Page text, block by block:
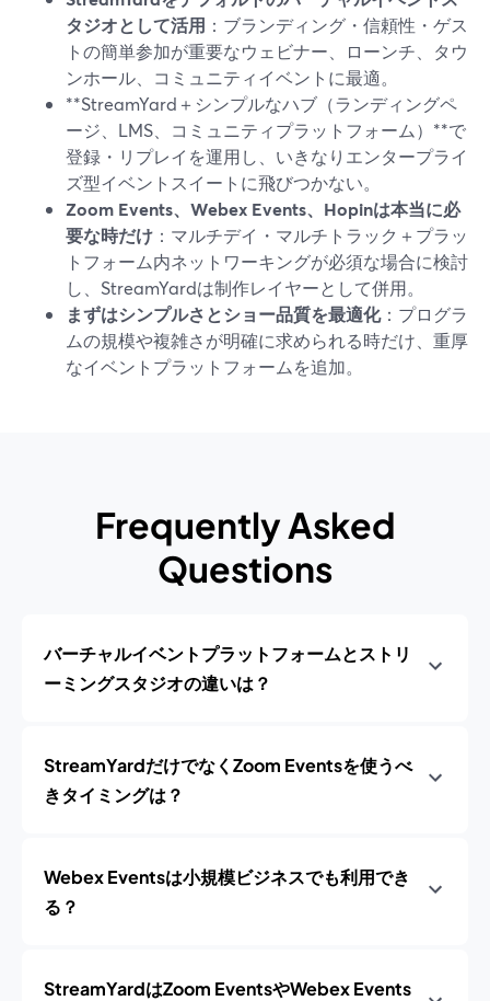
タジオとして活用 ：ブランディング・信頼性・ゲス
トの簡単参加が重要なウェビナー、ローンチ、タウ
ンホール、コミュニティイベントに最適。
**StreamYard＋シンプルなハブ（ランディングペ
ージ、LMS、コミュニティプラットフォーム）**で
登録・リプレイを運用し、いきなりエンタープライ
ズ型イベントスイートに飛びつかない。
Zoom Events、Webex Events、Hopinは本当に必
要な時だけ ：マルチデイ・マルチトラック＋プラッ
トフォーム内ネットワーキングが必須な場合に検討
し、StreamYardは制作レイヤーとして併用。
まずはシンプルさとショー品質を最適化：プログラ
ムの規模や複雑さが明確に求められる時だけ、重厚
なイベントプラットフォームを追加。
Frequently Asked
Questions
バーチャルイベントプラットフォームとストリ
ーミングスタジオの違いは？
StreamYardだけでなくZoom Eventsを使うべ
きタイミングは？
Webex Eventsは小規模ビジネスでも利用でき
る？
StreamYardはZoom EventsやWebex Events